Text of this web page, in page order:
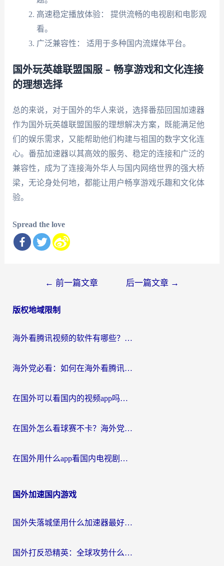
高速稳定播放体验： 提供流畅的电视剧和电影观
看。
广泛兼容性： 适用于多种国内流媒体平台。
国外玩英雄联盟国服 – 畅享游戏和文化连接
的理想选择
总的来说，对于国外的华人来说，选择番茄回国加速器
作为国外玩英雄联盟国服的理想解决方案，既能满足他
们的娱乐需求，又能帮助他们构建与祖国的数字文化连
心。番茄加速器以其高效的服务、稳定的连接和广泛的
兼容性，成为了连接海外华人与国内网络世界的强大桥
梁，无论身处何地，都能让用户畅享游戏乐趣和文化体
验。
Spread the love
导
← 前一篇文章 后一篇文章 →
版权地域限制
海外看腾讯视频的软件有哪些？2026实测有效，留学生都在用的回国加速器指南
海外党必看：如何在海外看腾讯体育？解决赛事直播地区限制的终极指南
在国外可以看国内的视频app吗知乎？海外党亲测有效的追剧加速方案
在国外怎么看球赛不卡？海外党专属体育直播自由指南
在国外用什么app看国内电视剧？3步解决版权限制+卡顿难题
国外加速国内游戏
国外失落城堡用什么加速器最好？一份来自老玩家的真实指南
国外打反恐精英：全球攻势什么加速器好用？2026海外玩家国服游戏加速终极指南